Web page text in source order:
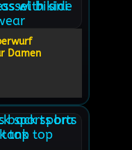
Damen